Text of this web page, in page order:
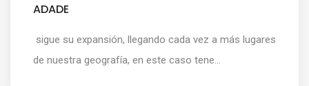
ADADE
sigue su expansión, llegando cada vez a más lugares
de nuestra geografía, en este caso tene...